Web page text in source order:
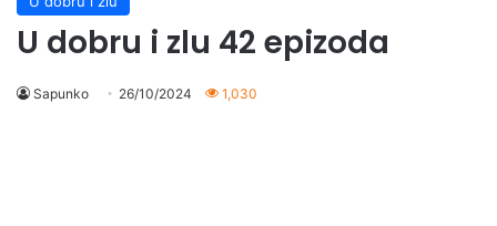
U dobru i zlu 42 epizoda
Sapunko 26/10/2024 1,030